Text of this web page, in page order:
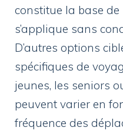
constitue la base
s’applique sans
D’autres options
spécifiques de
jeunes, les seniors
peuvent varier en
fréquence des